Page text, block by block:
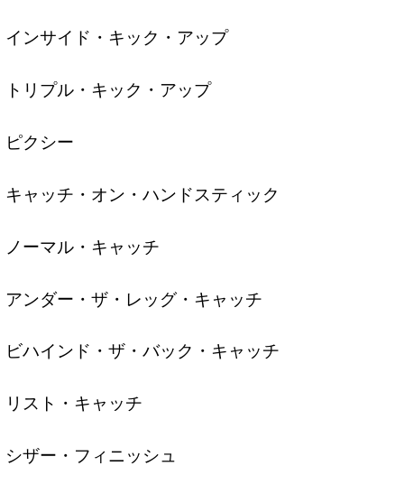
インサイド・キック・アップ
トリプル・キック・アップ
ピクシー
キャッチ・オン・ハンドスティック
ノーマル・キャッチ
アンダー・ザ・レッグ・キャッチ
ビハインド・ザ・バック・キャッチ
リスト・キャッチ
シザー・フィニッシュ